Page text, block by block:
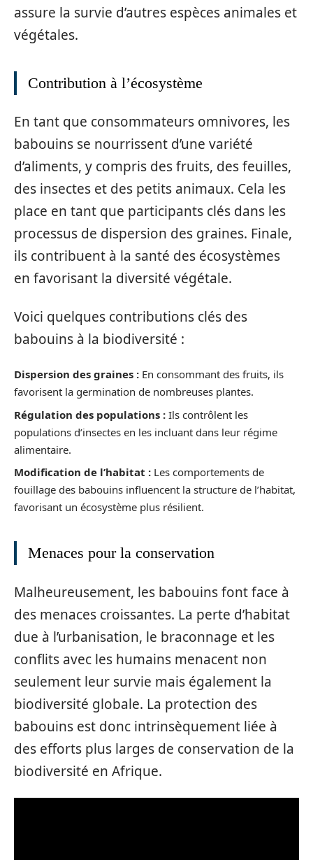
assure la survie d’autres espèces animales et
végétales.
Contribution à l’écosystème
En tant que consommateurs omnivores, les
babouins se nourrissent d’une variété
d’aliments, y compris des fruits, des feuilles,
des insectes et des petits animaux. Cela les
place en tant que participants clés dans les
processus de dispersion des graines. Finale,
ils contribuent à la santé des écosystèmes
en favorisant la diversité végétale.
Voici quelques contributions clés des
babouins à la biodiversité :
Dispersion des graines : En consommant des fruits, ils
favorisent la germination de nombreuses plantes.
Régulation des populations : Ils contrôlent les
populations d’insectes en les incluant dans leur régime
alimentaire.
Modification de l’habitat : Les comportements de
fouillage des babouins influencent la structure de l’habitat,
favorisant un écosystème plus résilient.
Menaces pour la conservation
Malheureusement, les babouins font face à
des menaces croissantes. La perte d’habitat
due à l’urbanisation, le braconnage et les
conflits avec les humains menacent non
seulement leur survie mais également la
biodiversité globale. La protection des
babouins est donc intrinsèquement liée à
des efforts plus larges de conservation de la
biodiversité en Afrique.